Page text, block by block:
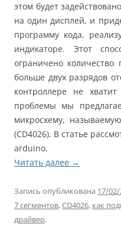
этом будет
на один дисплей, и
программу кода,
индикаторе. Этот
ограничено
больше двух разрядов
контроллере не
проблемы мы
микросхему,
(CD4026). В статье
arduino.
Читать далее →
Запись опубликована 17/
7 сегментов,CD4026, как
драйвер.